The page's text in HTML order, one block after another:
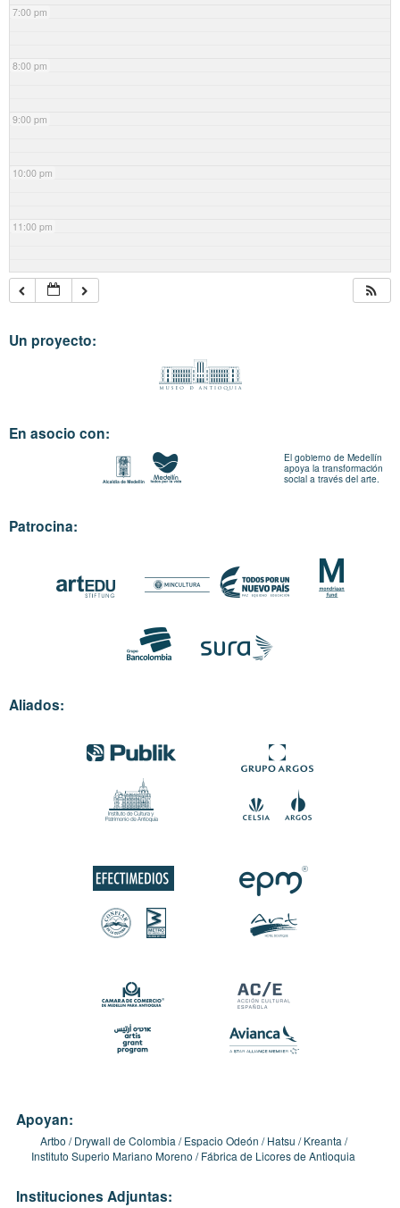
7:00 pm
8:00 pm
9:00 pm
10:00 pm
11:00 pm
Un proyecto:
En asocio con:
El gobierno de Medellín
apoya la transformación
social a través del arte.
Patrocina:
Aliados:
Apoyan:
Artbo Drywall de Colombia Espacio Odeón Hatsu
Kreanta
Instituto Superio Mariano Moreno
Fábrica de Licores de Antioquia
Instituciones Adjuntas: